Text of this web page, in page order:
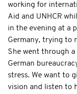
working for
Aid and UNHCR
in the evening at a
Germany, trying to
She went through
German
stress. We want to
vision and listen to